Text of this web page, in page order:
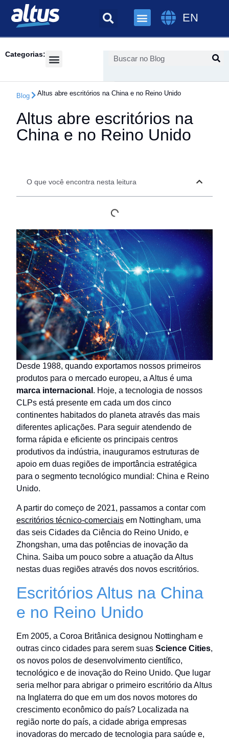
EN
Categorias:
Blog Altus abre escritórios na China e no Reino Unido
Altus abre escritórios na
China e no Reino Unido
O que você encontra nesta leitura
Desde 1988, quando exportamos nossos primeiros
produtos para o mercado europeu, a Altus é uma
marca internacional . Hoje, a tecnologia de nossos
CLPs está presente em cada um dos cinco
continentes habitados do planeta através das mais
diferentes aplicações. Para seguir atendendo de
forma rápida e eficiente os principais centros
produtivos da indústria, inauguramos estruturas de
apoio em duas regiões de importância estratégica
para o segmento tecnológico mundial: China e Reino
Unido.
A partir do começo de 2021, passamos a contar com
escritórios técnico-comerciais em Nottingham, uma
das seis Cidades da Ciência do Reino Unido, e
Zhongshan, uma das potências de inovação da
China. Saiba um pouco sobre a atuação da Altus
nestas duas regiões através dos novos escritórios.
Escritórios Altus na China
e no Reino Unido
Em 2005, a Coroa Britânica designou Nottingham e
outras cinco cidades para serem suas Science Cities,
os novos polos de desenvolvimento científico,
tecnológico e de inovação do Reino Unido. Que lugar
seria melhor para abrigar o primeiro escritório da Altus
na Inglaterra do que em um dos novos motores do
crescimento econômico do país? Localizada na
região norte do país, a cidade abriga empresas
inovadoras do mercado de tecnologia para saúde e,